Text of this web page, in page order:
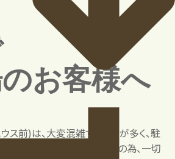
のお客様へ
ス前)は、大変混雑することが多く、駐
路上での待機」は、事故防止の為、一切